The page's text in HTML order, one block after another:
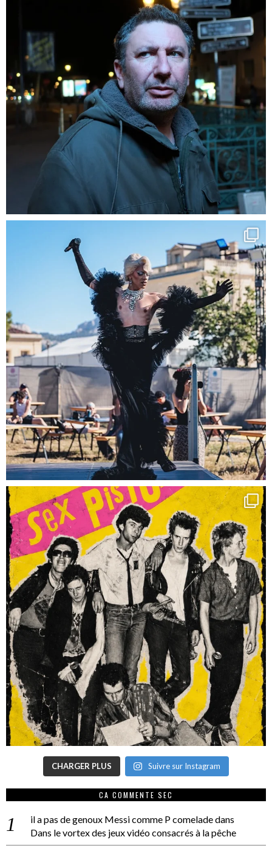
CHARGER PLUS Suivre sur Instagram
CA COMMENTE SEC
il a pas de genoux Messi comme P comeladedans
Dans le vortex des jeux vidéo consacrés à la pêche